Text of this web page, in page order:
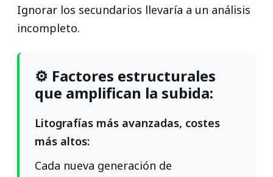
Ignorar los secundarios llevaría a un análisis
incompleto.
⚙️ Factores estructurales
que amplifican la subida:
Litografías más avanzadas, costes
más altos:
Cada nueva generación de